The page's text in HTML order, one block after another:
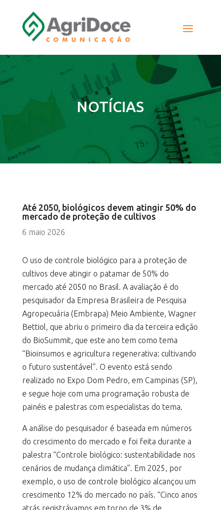
NOTÍCIAS
Até 2050, biológicos devem atingir 50% do
mercado de proteção de cultivos
6 maio 2026
O uso de controle biológico para a proteção de
cultivos deve atingir o patamar de 50% do
mercado até 2050 no Brasil. A avaliação é do
pesquisador da Empresa Brasileira de Pesquisa
Agropecuária (Embrapa) Meio Ambiente, Wagner
Bettiol, que abriu o primeiro dia da terceira edição
do BioSummit, que este ano tem como tema
“Bioinsumos e agricultura regenerativa: cultivando
o futuro sustentável”. O evento está sendo
realizado no Expo Dom Pedro, em Campinas (SP),
e segue hoje com uma programação robusta de
painéis e palestras com especialistas do tema.
A análise do pesquisador é baseada em números
do crescimento do mercado e foi feita durante a
palestra “Controle biológico: sustentabilidade nos
cenários de mudança climática”. Em 2025, por
exemplo, o uso de controle biológico alcançou um
crescimento 12% do mercado no país. “Cinco anos
atrás registrávamos em torno de 3% de